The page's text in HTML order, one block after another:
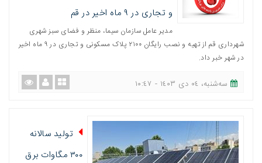
و تجاری در ٩ ماه اخیر در قم
مدیر عامل سازمان سیما، منظر و فضای سبز شهری
شهرداری قم از تهیه و نصب رایگان ٢١٠٠ پلاک مسکونی و تجاری در ٩ ماه اخیر
در شهر خبر داد.
ﺳﻪشنبه، ٠٤ دی ١٤٠٣ - ١٠:٤٧
تولید سالانه
۳۰۰ مگاوات برق